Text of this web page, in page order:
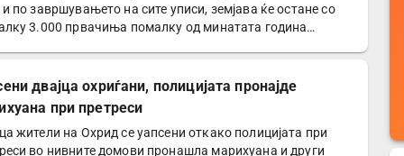
по завршувањето на сите уписи, земјава ќе остане со
3.000 првачиња помалку од минатата година…
двајца охриѓани, полицијата пронајде
при претреси
жители на Охрид се уапсени откако полицијата при
во нивните домови пронашла марихуана и други